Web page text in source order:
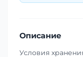
Описание
Условия